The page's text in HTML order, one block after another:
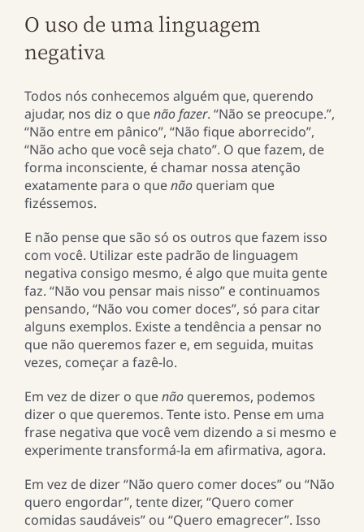
O uso de uma linguagem
negativa
Todos nós conhecemos alguém que, querendo
ajudar, nos diz o quenão fazer. “Não se preocupe.”,
“Não entre em pânico”, “Não fique aborrecido”,
“Não acho que você seja chato”. O que fazem, de
forma inconsciente, é chamar nossa atenção
exatamente para o quenãoqueriam que
fizéssemos.
E não pense que são só os outros que fazem isso
com você. Utilizar este padrão de linguagem
negativa consigo mesmo, é algo que muita gente
faz. “Não vou pensar mais nisso” e continuamos
pensando, “Não vou comer doces”, só para citar
alguns exemplos. Existe a tendência a pensar no
que não queremos fazer e, em seguida, muitas
vezes, começar a fazê-lo.
Em vez de dizer o quenãoqueremos, podemos
dizer o que queremos. Tente isto. Pense em uma
frase negativa que você vem dizendo a si mesmo e
experimente transformá-la em afirmativa, agora.
Em vez de dizer “Não quero comer doces” ou “Não
quero engordar”, tente dizer, “Quero comer
comidas saudáveis” ou “Quero emagrecer”. Isso